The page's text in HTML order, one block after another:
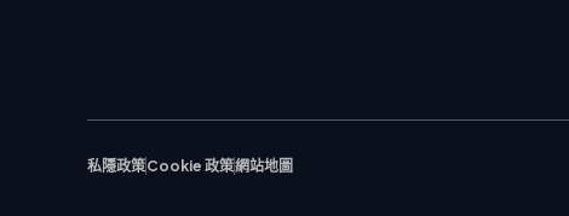
私隱政策Cookie 政策網站地圖